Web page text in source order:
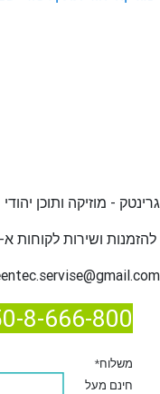
גרינטק - מוזיקה ותוכן יהודי
להזמנות ו
8-666-800
*משלוח
חינם מעל